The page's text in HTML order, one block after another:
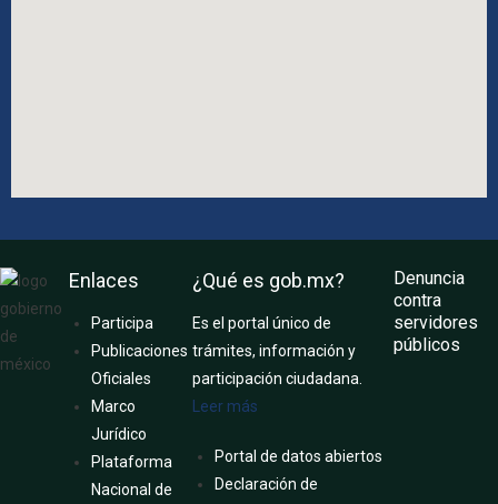
Enlaces
Participa
Publicaciones
Oficiales
Marco
Jurídico
Plataforma
Nacional de
¿Qué es gob.mx?
Es el portal único de
trámites, información y
participación ciudadana.
Leer más
Portal de datos abiertos
Declaración de
Denuncia
contra
servidores
públicos